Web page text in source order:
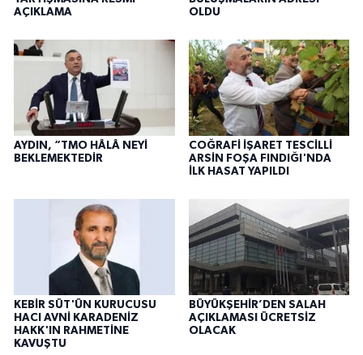
AÇIKLAMA
OLDU
AYDIN, “TMO HÂLÂ NEYİ
BEKLEMEKTEDİR
COĞRAFİ İŞARET TESCİLLİ
ARSİN FOŞA FINDIĞI'NDA
İLK HASAT YAPILDI
KEBİR SÜT'ÜN KURUCUSU
HACI AVNİ KARADENİZ
HAKK'IN RAHMETİNE
KAVUŞTU
BÜYÜKŞEHİR’DEN SALAH
AÇIKLAMASI ÜCRETSİZ
OLACAK